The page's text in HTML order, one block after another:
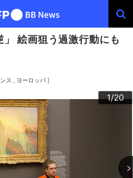
」 絵画狙う過激行動にも
ス ヨーロッパ ]
1/20
2/20
3/20
4/20
5/20
6/20
7/20
8/20
9/20
10/20
11/20
12/20
13/20
14/20
15/20
16/20
17/20
18/20
19/20
20/20